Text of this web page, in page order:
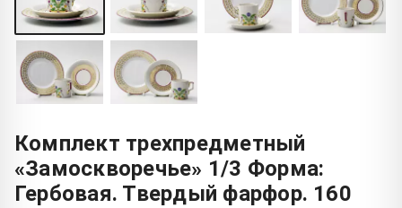
Комплект трехпредметный
«Замоскворечье» 1/3 Форма:
Гербовая. Твердый фарфор. 160